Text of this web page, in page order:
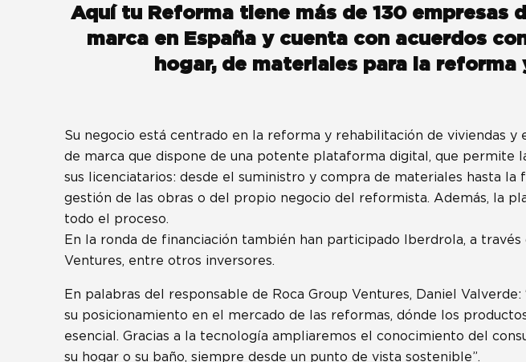
Aquí tu Reforma tiene más de 130 empresas
marca en España y cuenta con acuerdos
hogar, de materiales para la
Su negocio está centrado en la reforma y rehabilitación de viviendas y
de marca que dispone de una potente plataforma digital, que permite
sus licenciatarios: desde el suministro y compra de materiales hasta
gestión de las obras o del propio negocio del reformista. Además, la
todo el proceso.
En la ronda de financiación también han participado Iberdrola, a
Ventures, entre otros inversores.
En palabras del responsable de Roca Group Ventures, Daniel
su posicionamiento en el mercado de las reformas, dónde los
esencial. Gracias a la tecnología ampliaremos el conocimiento del
su hogar o su baño, siempre desde un punto de vista sostenible”.